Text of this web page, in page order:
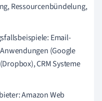
Ressourcenbündelung,
Email-
(Google
CRM Systeme
Amazon Web